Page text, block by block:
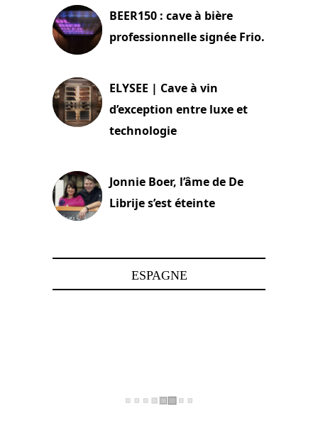
BEER150 : cave à bière
professionnelle signée Frio.
ELYSEE | Cave à vin
d’exception entre luxe et
technologie
Jonnie Boer, l’âme de De
Librije s’est éteinte
ESPAGNE